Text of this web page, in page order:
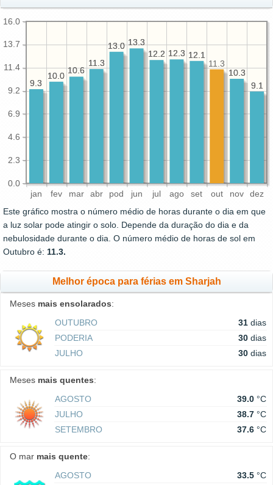
jan fev mar abr pod jun jul ago set out nov dez
0.0
2.3
4.6
6.9
9.2
11.4
13.7
16.0
9.1
10.3
12.1
12.3
12.2
13.3
13.0
11.3
10.6
10.0
9.3
9.1
10.3
11.3
12.1
12.3
12.2
13.3
13.0
11.3
10.6
10.0
9.3
Este gráfico mostra o número médio de horas durante o dia em que
a luz solar pode atingir o solo. Depende da duração do dia e da
nebulosidade durante o dia. O número médio de horas de sol em
Outubro é: 11.3.
Melhor época para férias em Sharjah
Meses mais ensolarados:
OUTUBRO
31 dias
PODERIA
30 dias
JULHO
30 dias
Meses mais quentes:
AGOSTO
39.0 °C
JULHO
38.7 °C
SETEMBRO
37.6 °C
O mar mais quente:
AGOSTO
33.5 °C